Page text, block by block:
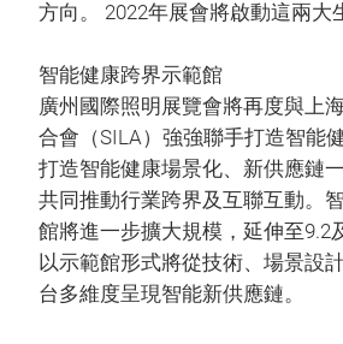
方向。 2022年展會將啟動這兩大
智能健康跨界示範館
廣州國際照明展覽會將再度與上
合會（SILA）強強聯手打造智能
打造智能健康場景化、新供應鏈
共同推動行業跨界及互聯互動。
館將進一步擴大規模，延伸至9.2
以示範館形式將從技術、場景設
台多維度呈現智能新供應鏈。